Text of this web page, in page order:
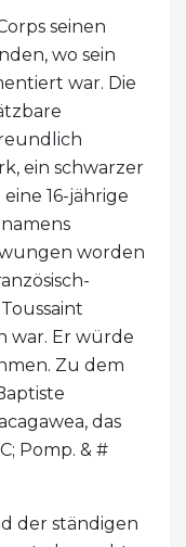
seinen
wo sein
war. Die
ein schwarzer
16-jährige
worden
war. Er würde
Zu dem
das
Pomp. & #
der ständigen